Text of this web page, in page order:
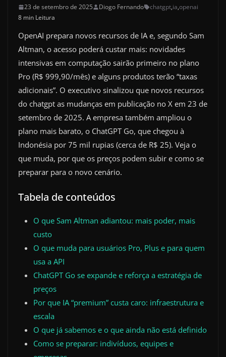
23 de setembro de 2025 Diogo Fernando chatgpt,ia,openai
8 min Leitura
OpenAI prepara novos recursos de IA e, segundo Sam
Altman, o acesso poderá custar mais: novidades
intensivas em computação sairão primeiro no plano
Pro (R$ 999,90/mês) e alguns produtos terão “taxas
adicionais”. O executivo sinalizou que novos recursos
do chatgpt as mudanças em publicação no X em 23 de
setembro de 2025. A empresa também ampliou o
plano mais barato, o ChatGPT Go, que chegou à
Indonésia por 75 mil rupias (cerca de R$ 25). Veja o
que muda, por que os preços podem subir e como se
preparar para o novo cenário.
Tabela de conteúdos
O que Sam Altman adiantou: mais poder, mais
custo
O que muda para usuários Pro, Plus e para quem
usa a API
ChatGPT Go se expande e reforça a estratégia de
preços
Por que IA “premium” custa caro: infraestrutura e
escala
O que já sabemos e o que ainda não está definido
Como se preparar: indivíduos, equipes e